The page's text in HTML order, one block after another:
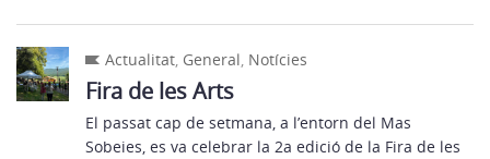
Actualitat, General, Notícies
Fira de les Arts
El passat cap de setmana, a l’entorn del Mas
Sobeies, es va celebrar la 2a edició de la Fira de les